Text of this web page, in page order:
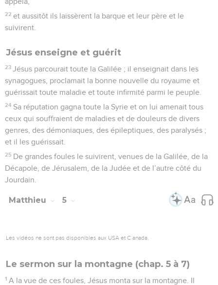
22 et aussitôt ils laissèrent la barque et leur père et le
suivirent.
Jésus enseigne et guérit
23 Jésus parcourait toute la Galilée ; il enseignait dans les
synagogues, proclamait la bonne nouvelle du royaume et
guérissait toute maladie et toute infirmité parmi le peuple.
24 Sa réputation gagna toute la Syrie et on lui amenait tous
ceux qui souffraient de maladies et de douleurs de divers
genres, des démoniaques, des épileptiques, des paralysés ;
et il les guérissait.
25 De grandes foules le suivirent, venues de la Galilée, de la
Décapole, de Jérusalem, de la Judée et de l’autre côté du
Jourdain.
Matthieu 5
Les vidéos ne sont pas disponibles aux USA et C anada.
Le sermon sur la montagne (chap. 5 à 7)
1 A la vue de ces foules, Jésus monta sur la montagne. Il